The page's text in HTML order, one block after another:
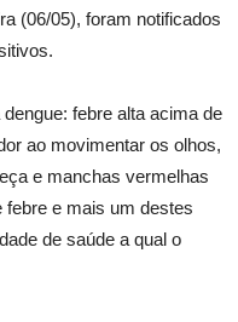
(06/05), foram notificados
febre alta acima de
ao movimentar os olhos,
e manchas vermelhas
febre e mais um destes
de saúde a qual o